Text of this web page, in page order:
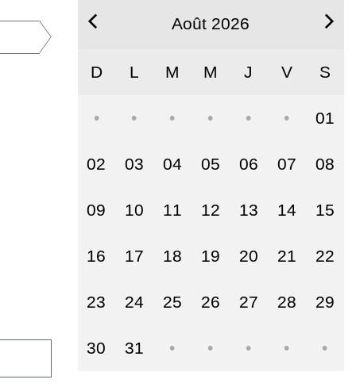
Août 2026
D L M M J V S
01
02 03 04 05 06 07 08
09 10 11 12 13 14 15
16 17 18 19 20 21 22
23 24 25 26 27 28 29
30 31